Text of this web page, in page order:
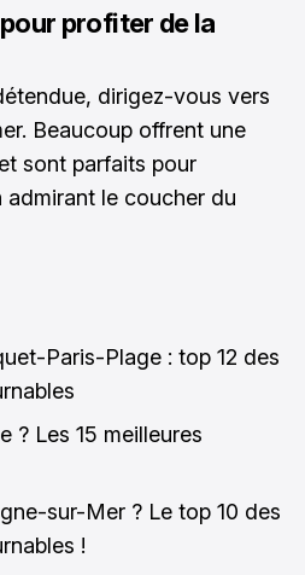
profiter de la
dirigez-vous vers
Beaucoup offrent une
sont parfaits pour
admirant le coucher du
Paris-Plage : top 12 des
? Les 15 meilleures
sur-Mer ? Le top 10 des
!